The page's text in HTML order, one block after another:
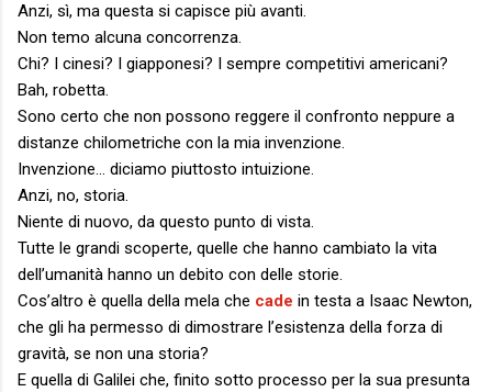
Anzi, sì, ma questa si capisce più avanti.
Non temo alcuna concorrenza.
Chi? I cinesi? I giapponesi? I sempre competitivi americani?
Bah, robetta.
Sono certo che non possono reggere il confronto neppure a
distanze chilometriche con la mia invenzione.
Invenzione… diciamo piuttosto intuizione.
Anzi, no, storia.
Niente di nuovo, da questo punto di vista.
Tutte le grandi scoperte, quelle che hanno cambiato la vita
dell’umanità hanno un debito con delle storie.
Cos’altro è quella della mela che cade in testa a Isaac Newton,
che gli ha permesso di dimostrare l’esistenza della forza di
gravità, se non una storia?
E quella di Galilei che, finito sotto processo per la sua presunta